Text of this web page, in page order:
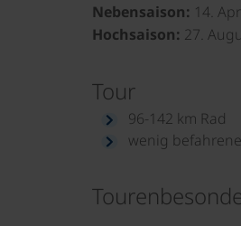
Nebensaison: 14.
Hochsaison: 27.
Tour
96-142 km Rad
wenig